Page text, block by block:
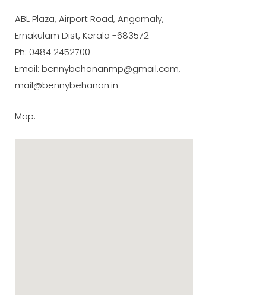
ABL Plaza, Airport Road, Angamaly,
Ernakulam Dist, Kerala -683572
Ph: 0484 2452700
Email: bennybehananmp@gmail.com,
mail@bennybehanan.in
Map: